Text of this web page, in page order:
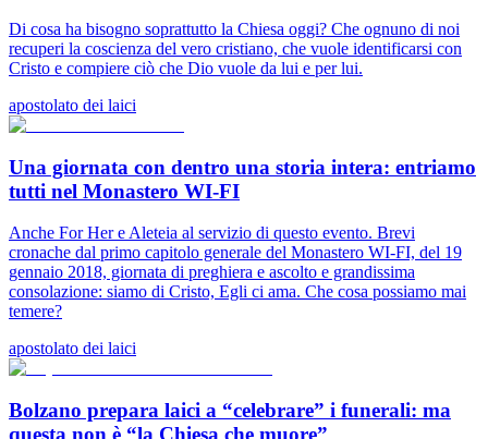
Di cosa ha bisogno soprattutto la Chiesa oggi? Che ognuno di noi
recuperi la coscienza del vero cristiano, che vuole identificarsi con
Cristo e compiere ciò che Dio vuole da lui e per lui.
apostolato dei laici
Una giornata con dentro una storia intera: entriamo
tutti nel Monastero WI-FI
Anche For Her e Aleteia al servizio di questo evento. Brevi
cronache dal primo capitolo generale del Monastero WI-FI, del 19
gennaio 2018, giornata di preghiera e ascolto e grandissima
consolazione: siamo di Cristo, Egli ci ama. Che cosa possiamo mai
temere?
apostolato dei laici
Bolzano prepara laici a “celebrare” i funerali: ma
questa non è “la Chiesa che muore”